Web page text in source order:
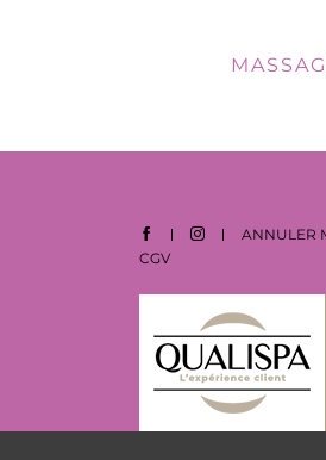
ANNULER
CGV